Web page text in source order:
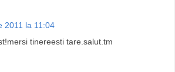
2011 la 11:04
tinereesti tare.salut.tm